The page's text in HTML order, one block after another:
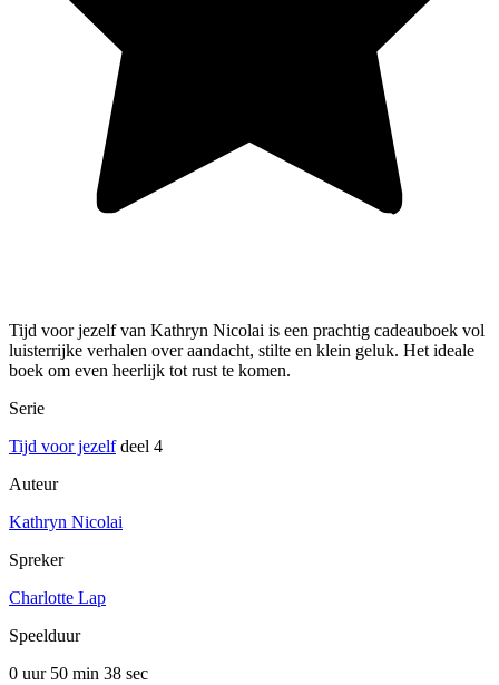
Tijd voor jezelf van Kathryn Nicolai is een prachtig cadeauboek vol
luisterrijke verhalen over aandacht, stilte en klein geluk. Het ideale
boek om even heerlijk tot rust te komen.
Serie
Tijd voor jezelfdeel 4
Auteur
Kathryn Nicolai
Spreker
Charlotte Lap
Speelduur
0 uur 50 min 38 sec